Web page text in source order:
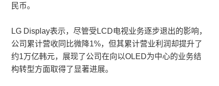
民币。
LG Display表示，尽管受LCD电视业务逐步退出的影响，
公司累计营收同比微降1%，但其累计营业利润却提升了
约1万亿韩元，展现了公司在向以OLED为中心的业务结
构转型方面取得了显著进展。